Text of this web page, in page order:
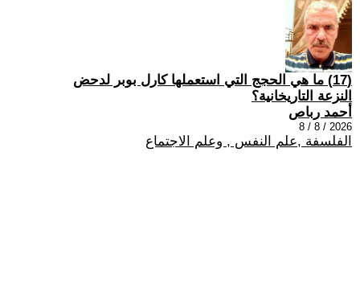
(17) ما هي الحجج التي استعملها كارل بوبر لدحض
النزعة التاريخانية؟
أحمد رباص
2026 / 8 / 8
الفلسفة ,علم النفس , وعلم الاجتماع